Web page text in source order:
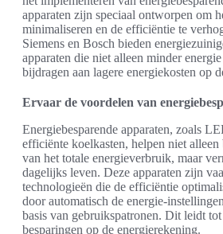
apparaten zijn speciaal ontworpen om
minimaliseren en de efficiëntie te
Siemens en Bosch bieden
apparaten die niet alleen minder
bijdragen aan lagere energiekosten op
Ervaar de voordelen van
Energiebesparende apparaten, zoals
efficiënte koelkasten, helpen niet
van het totale energieverbruik, maar
dagelijks leven. Deze apparaten zijn
technologieën die de efficiëntie
door automatisch de energie-
basis van gebruikspatronen. Dit leidt
besparingen op de energierekening.